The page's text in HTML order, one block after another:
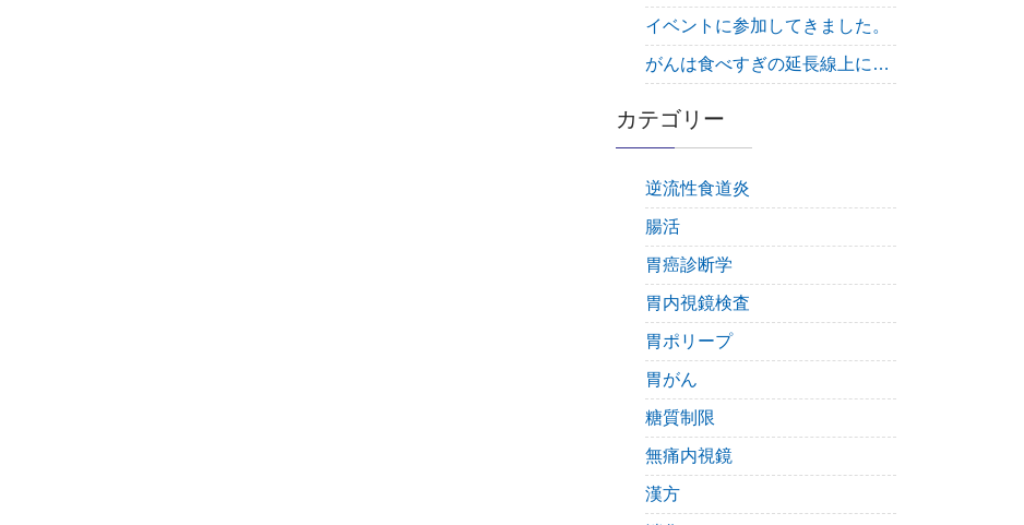
イベントに参加してきました。
がんは食べすぎの延長線上にある疾患です。
カテゴリー
逆流性食道炎
腸活
胃癌診断学
胃内視鏡検査
胃ポリープ
胃がん
糖質制限
無痛内視鏡
漢方